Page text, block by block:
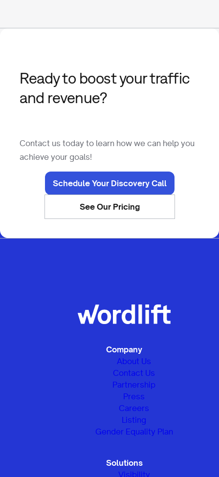
Ready to boost your traffic
and revenue?
Contact us today to learn how we can help you
achieve your goals!
Schedule Your Discovery Call
See Our Pricing
Company
About Us
Contact Us
Partnership
Press
Careers
Listing
Gender Equality Plan
Solutions
Visibility